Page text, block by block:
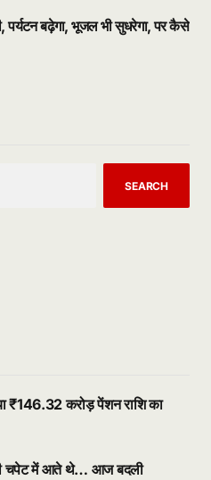
पर्यटन बढ़ेगा, भूजल भी सुधरेगा, पर कैसे
SEARCH
₹146.32 करोड़ पेंशन राशि का
चपेट में आते थे… आज बदली